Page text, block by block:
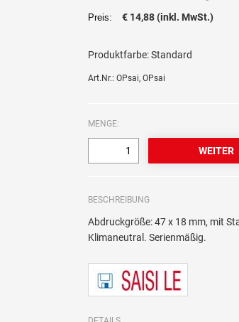
Preis: € 14,88 (inkl. MwSt.)
Produktfarbe:Standard
Art.Nr.: OPsai, OPsai
MENGE:
BESCHREIBUNG
Abdruckgröße: 47 x 18 mm, mit
Klimaneutral. Serienmäßig.